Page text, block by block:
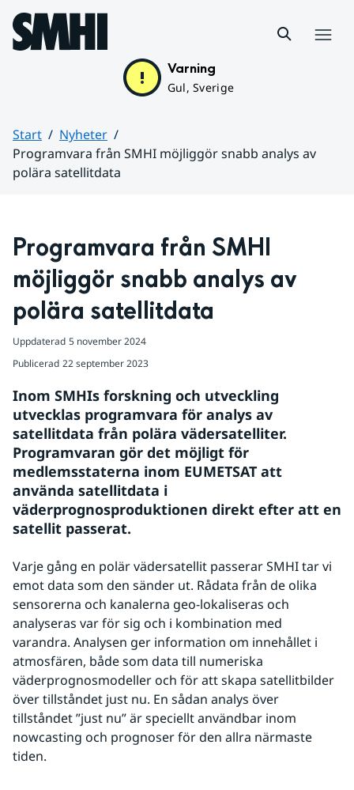
Hoppa till sidans innehåll
Varning
Gul, Sverige
Start
Nyheter
Programvara från SMHI möjliggör snabb analys av
polära satellitdata
Programvara från SMHI
möjliggör snabb analys av
polära satellitdata
Uppdaterad 5 november 2024
Publicerad 22 september 2023
Inom SMHIs forskning och utveckling
utvecklas programvara för analys av
satellitdata från polära vädersatelliter.
Programvaran gör det möjligt för
medlemsstaterna inom EUMETSAT att
använda satellitdata i
väderprognosproduktionen direkt efter att en
satellit passerat.
Varje gång en polär vädersatellit passerar SMHI tar vi
emot data som den sänder ut. Rådata från de olika
sensorerna och kanalerna geo-lokaliseras och
analyseras var för sig och i kombination med
varandra. Analysen ger information om innehållet i
atmosfären, både som data till numeriska
väderprognosmodeller och för att skapa satellitbilder
över tillståndet just nu. En sådan analys över
tillståndet ”just nu” är speciellt användbar inom
nowcasting och prognoser för den allra närmaste
tiden.